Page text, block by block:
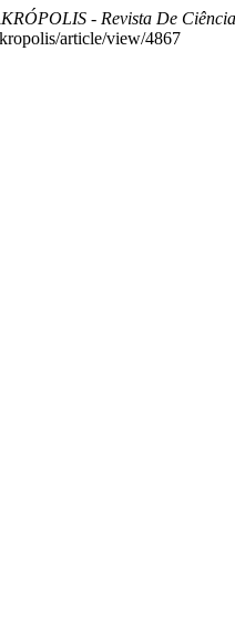
- Revista De
article/view/4867